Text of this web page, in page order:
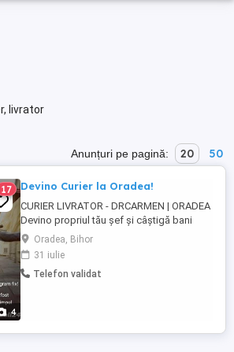
livrator
Anunțuri pe pagină: 20 50
4
17 Devino Curier la Oradea!
CURIER LIVRATOR - DRCARMEN | ORADEA
Devino propriul tău șef și câștigă bani
livrând comenzi gata pregătite! Salut! Noi
suntem DRCARMEN.COM, o echipă
dinamică din Cluj care îți oferă șansa să
obții venituri suplimentare rapid, flexibil și
Oradea, Bihor
31 iulie
Telefon validat